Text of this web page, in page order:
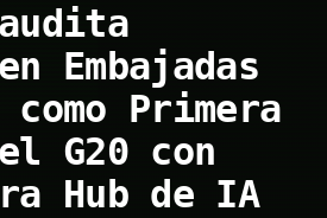
Embajadas
Primera
G20 con
Hub de IA